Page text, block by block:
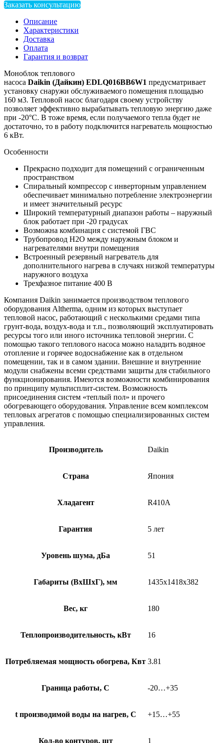
Заказать консультацию
Описание
Характеристики
Доставка
Оплата
Гарантия и возврат
Моноблок теплового
насоса Daikin (Дайкин) EDLQ016BB6W1 предусматривает
установку снаружи обслуживаемого помещения площадью
160 м3. Тепловой насос благодаря своему устройству
позволяет эффективно вырабатывать тепловую энергию даже
при -20°С. В тоже время, если получаемого тепла будет не
достаточно, то в работу подключится нагреватель мощностью
6 кВт.
Особенности
Прекрасно подходит для помещений с ограниченным
пространством
Спиральный компрессор с инверторным управлением
обеспечивает минимально потребление электроэнергии
и имеет значительный ресурс
Широкий температурный диапазон работы – наружный
блок работает при -20 градусах
Возможна комбинация с системой ГВС
Трубопровод Н2О между наружным блоком и
нагревателями внутри помещения
Встроенный резервный нагреватель для
дополнительного нагрева в случаях низкой температуры
наружного воздуха
Трехфазное питание 400 В
Компания Daikin занимается производством теплового
оборудования Altherma, одним из которых выступает
тепловой насос, работающий с несколькими средами типа
грунт-вода, воздух-вода и т.п., позволяющий эксплуатировать
ресурсы того или иного источника тепловой энергии. С
помощью такого теплового насоса можно наладить водяное
отопление и горячее водоснабжение как в отдельном
помещении, так и в самом здании. Внешние и внутренние
модули снабжены всеми средствами защиты для стабильного
функционирования. Имеются возможности комбинирования
по принципу мультисплит-систем. Возможность
присоединения систем «теплый пол» и прочего
обогревающего оборудования. Управление всем комплексом
тепловых агрегатов с помощью специализированных систем
управления.
Производитель Daikin
Страна Япония
Хладагент R410A
Гарантия 5 лет
Уровень шума, дБа 51
Габариты (ВхШхГ), мм 1435х1418х382
Вес, кг 180
Теплопроизводительность, кВт 16
Потребляемая мощность обогрева, Квт 3.81
Граница работы, С -20…+35
t производимой воды на нагрев, С +15…+55
Кол-во контуров, шт 1